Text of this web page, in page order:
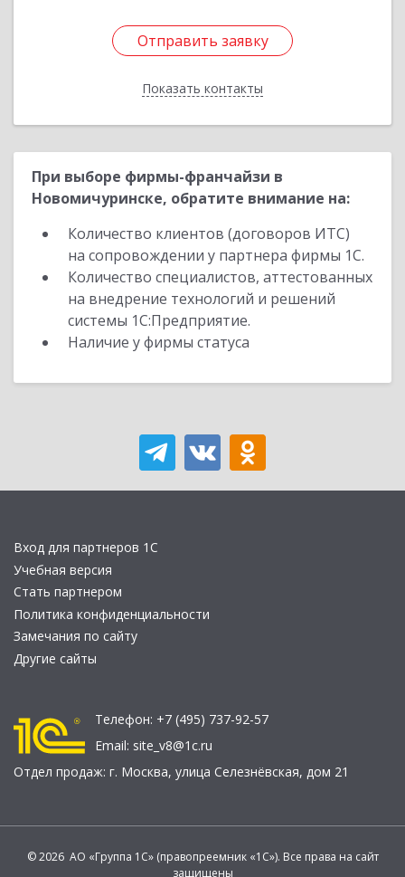
Отправить заявку
Показать контакты
Отправить заявку
Назад
При выборе фирмы-франчайзи в
Новомичуринске, обратите внимание на:
Количество клиентов (договоров ИТС)
на сопровождении у партнера фирмы 1С.
Количество специалистов, аттестованных
на внедрение технологий и решений
системы 1С:Предприятие.
Наличие у фирмы статуса
Вход для партнеров 1С
Учебная версия
Стать партнером
Политика конфиденциальности
Замечания по сайту
Другие сайты
Телефон: +7 (495) 737-92-57
Email: site_v8@1c.ru
Отдел продаж: г. Москва, улица Селезнёвская, дом 21
© 2026 АО «Группа 1С» (правопреемник «1С»). Все права на сайт
защищены